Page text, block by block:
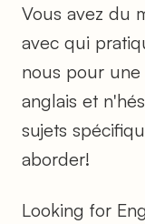
Vous avez du
avec qui
nous pour une
anglais et
sujets
aborder!
Looking for